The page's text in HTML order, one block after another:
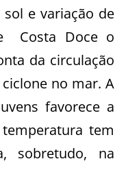
e variação de
Costa Doce o
da circulação
no mar. A
favorece a
tem
sobretudo, na